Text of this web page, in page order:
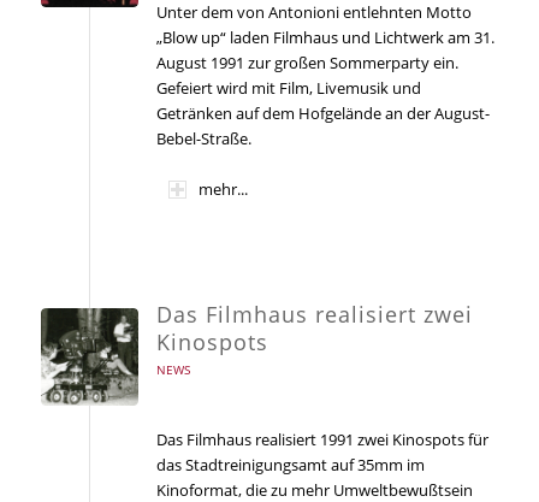
Unter dem von Antonioni entlehnten Motto
„Blow up“ laden Filmhaus und Lichtwerk am 31.
August 1991 zur großen Sommerparty ein.
Gefeiert wird mit Film, Livemusik und
Getränken auf dem Hofgelände an der August-
Bebel-Straße.
mehr...
Das Filmhaus realisiert zwei
Kinospots
NEWS
Das Filmhaus realisiert 1991 zwei Kinospots für
das Stadtreinigungsamt auf 35mm im
Kinoformat, die zu mehr Umweltbewußtsein